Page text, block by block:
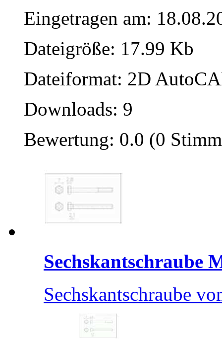
Eingetragen am:
Dateigröße: 17.99 Kb
Dateiformat: 2D
Downloads: 9
Bewertung: 0.0 (0
Sechskantschraube
Sechskantschraube